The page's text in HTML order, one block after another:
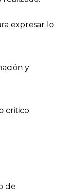
expresar lo
y
critico
de